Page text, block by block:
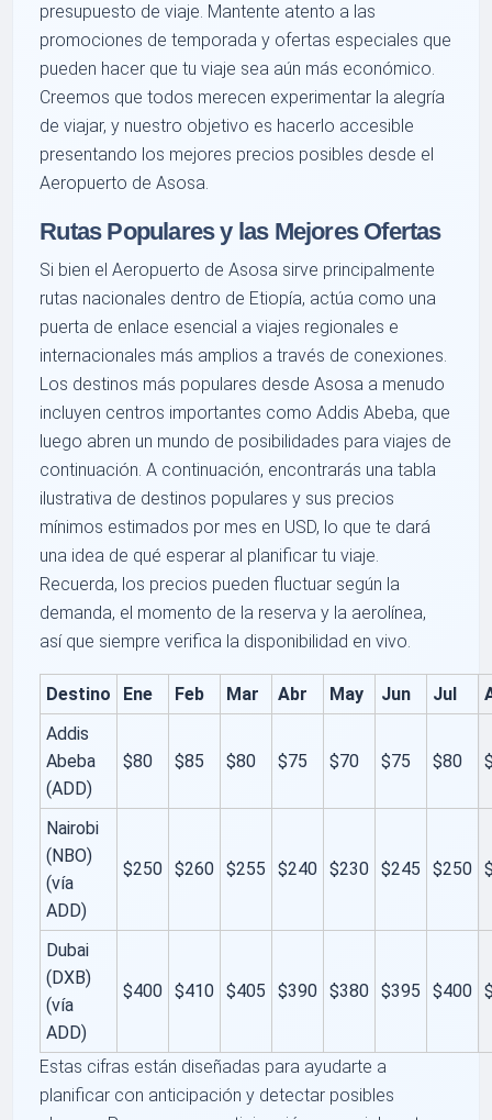
presupuesto de viaje. Mantente atento a las
promociones de temporada y ofertas especiales que
pueden hacer que tu viaje sea aún más económico.
Creemos que todos merecen experimentar la alegría
de viajar, y nuestro objetivo es hacerlo accesible
presentando los mejores precios posibles desde el
Aeropuerto de Asosa.
Rutas Populares y las Mejores Ofertas
Si bien el Aeropuerto de Asosa sirve principalmente
rutas nacionales dentro de Etiopía, actúa como una
puerta de enlace esencial a viajes regionales e
internacionales más amplios a través de conexiones.
Los destinos más populares desde Asosa a menudo
incluyen centros importantes como Addis Abeba, que
luego abren un mundo de posibilidades para viajes de
continuación. A continuación, encontrarás una tabla
ilustrativa de destinos populares y sus precios
mínimos estimados por mes en USD, lo que te dará
una idea de qué esperar al planificar tu viaje.
Recuerda, los precios pueden fluctuar según la
demanda, el momento de la reserva y la aerolínea,
así que siempre verifica la disponibilidad en vivo.
Destino Ene Feb Mar Abr May Jun Jul
Addis
Abeba
(ADD)
$80 $85 $80 $75 $70 $75 $80
Nairobi
(NBO)
(vía
ADD)
$250 $260 $255 $240 $230 $245 $250
Dubai
(DXB)
(vía
ADD)
$400 $410 $405 $390 $380 $395 $400
Estas cifras están diseñadas para ayudarte a
planificar con anticipación y detectar posibles